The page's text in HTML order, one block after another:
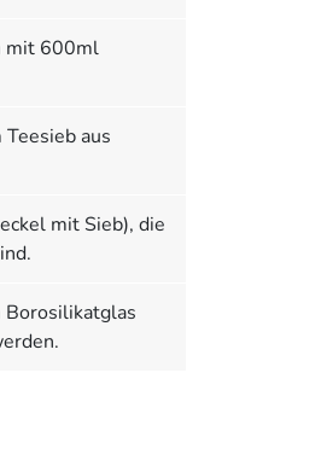
mit 600ml
aus
mit Sieb), die
Borosilikatglas